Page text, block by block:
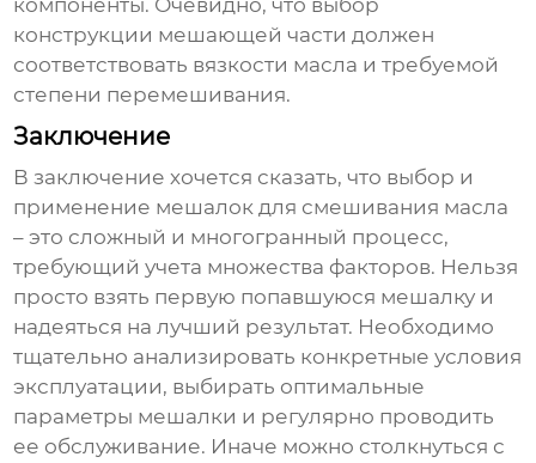
компоненты. Очевидно, что выбор
конструкции мешающей части должен
соответствовать вязкости масла и требуемой
степени перемешивания.
Заключение
В заключение хочется сказать, что выбор и
применение мешалок для смешивания масла
– это сложный и многогранный процесс,
требующий учета множества факторов. Нельзя
просто взять первую попавшуюся мешалку и
надеяться на лучший результат. Необходимо
тщательно анализировать конкретные условия
эксплуатации, выбирать оптимальные
параметры мешалки и регулярно проводить
ее обслуживание. Иначе можно столкнуться с